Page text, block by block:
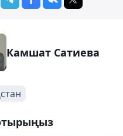
Камшат Сатиева